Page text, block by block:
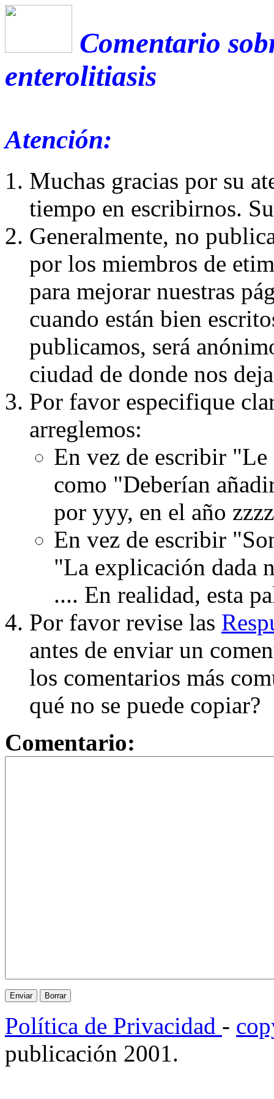
Comentario
enterolitiasis
Atención:
Muchas gracias por su
tiempo en escribirnos.
Generalmente, no
por los miembros de
para mejorar nuestras
cuando están bien
publicamos, será
ciudad de donde nos
Por favor especifique
arreglemos:
En vez de escribir
como "Deberían
por yyy, en el año
En vez de escribir
"La explicación dada
.... En realidad, esta
Por favor revise las
antes de enviar un
los comentarios más
qué no se puede copiar?
Comentario:
Política de Privacidad -
publicación 2001.